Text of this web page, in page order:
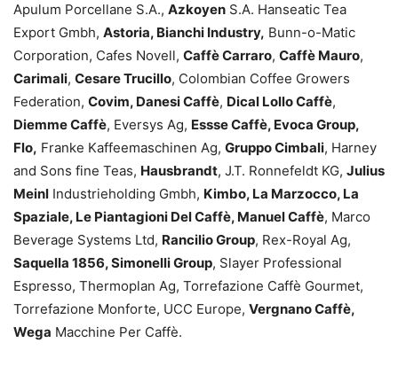
Apulum Porcellane S.A., Azkoyen S.A. Hanseatic Tea
Export Gmbh, Astoria, Bianchi Industry, Bunn-o-Matic
Corporation, Cafes Novell, Caffè Carraro, Caffè Mauro,
Carimali, Cesare Trucillo, Colombian Coffee Growers
Federation, Covim, Danesi Caffè, Dical Lollo Caffè,
Diemme Caffè, Eversys Ag, Essse Caffè, Evoca Group,
Flo, Franke Kaffeemaschinen Ag, Gruppo Cimbali, Harney
and Sons fine Teas, Hausbrandt, J.T. Ronnefeldt KG, Julius
Meinl Industrieholding Gmbh, Kimbo, La Marzocco, La
Spaziale, Le Piantagioni Del Caffè, Manuel Caffè, Marco
Beverage Systems Ltd, Rancilio Group, Rex-Royal Ag,
Saquella 1856, Simonelli Group, Slayer Professional
Espresso, Thermoplan Ag, Torrefazione Caffè Gourmet,
Torrefazione Monforte, UCC Europe, Vergnano Caffè,
Wega Macchine Per Caffè.